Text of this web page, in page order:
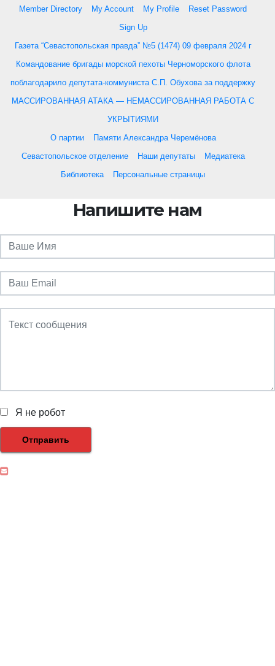
Member Directory
My Account My Profile
Reset Password
Sign Up
Газета “Севастопольская правда” №5 (1474) 09 февраля 2024 г
Командование бригады морской пехоты Черноморского флота
поблагодарило депутата-коммуниста С.П. Обухова за поддержку
МАССИРОВАННАЯ АТАКА — НЕМАССИРОВАННАЯ РАБОТА С
УКРЫТИЯМИ
О партии
Памяти Александра Черемёнова
Севастопольское отделение
Наши депутаты
Медиатека
Библиотека
Персональные страницы
Напишите нам
Я не робот
Отправить